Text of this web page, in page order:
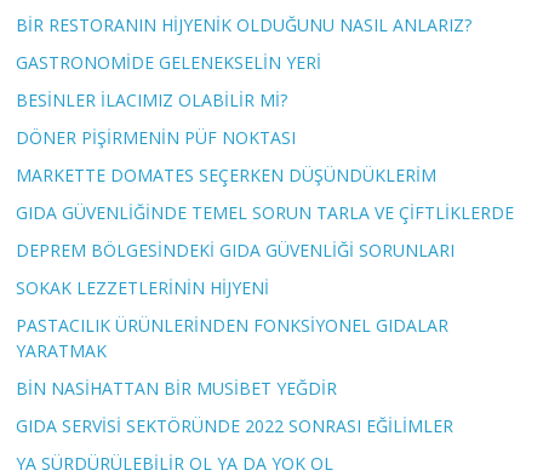
BİR RESTORANIN HİJYENİK OLDUĞUNU NASIL ANLARIZ?
GASTRONOMİDE GELENEKSELİN YERİ
BESİNLER İLACIMIZ OLABİLİR Mİ?
DÖNER PİŞİRMENİN PÜF NOKTASI
MARKETTE DOMATES SEÇERKEN DÜŞÜNDÜKLERİM
GIDA GÜVENLİĞİNDE TEMEL SORUN TARLA VE ÇİFTLİKLERDE
DEPREM BÖLGESİNDEKİ GIDA GÜVENLİĞİ SORUNLARI
SOKAK LEZZETLERİNİN HİJYENİ
PASTACILIK ÜRÜNLERİNDEN FONKSİYONEL GIDALAR
YARATMAK
BİN NASİHATTAN BİR MUSİBET YEĞDİR
GIDA SERVİSİ SEKTÖRÜNDE 2022 SONRASI EĞİLİMLER
YA SÜRDÜRÜLEBİLİR OL YA DA YOK OL